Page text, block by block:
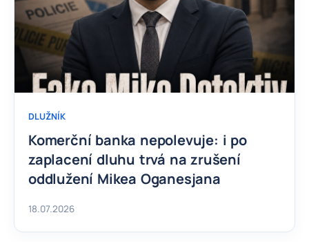
DLUŽNÍK
Komerční banka nepolevuje: i po
zaplacení dluhu trvá na zrušení
oddlužení Mikea Oganesjana
18.07.2026